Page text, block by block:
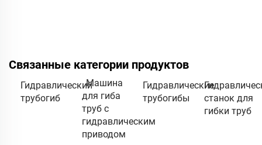
Связанные категории продуктов
Гидравлический
трубогиб
Машина
для гиба
труб с
гидравлическим
приводом
Гидравлические
трубогибы
станок для
гибки труб